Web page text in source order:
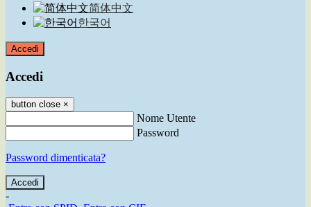
简体中文
한국어
Accedi
Accedi
button close ×
Nome Utente
Password
Password dimenticata?
-